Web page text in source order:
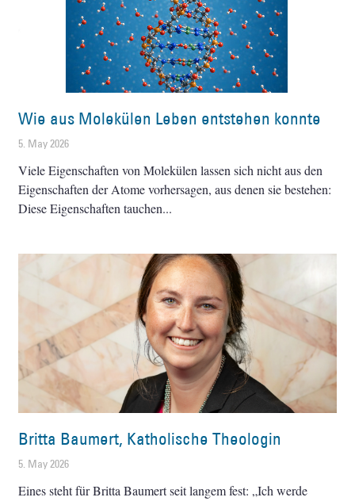
Wie aus Molekülen Leben entstehen konnte
5. May 2026
Viele Eigenschaften von Molekülen lassen sich nicht aus den
Eigenschaften der Atome vorhersagen, aus denen sie bestehen:
Diese Eigenschaften tauchen
Britta Baumert, Katholische Theologin
5. May 2026
Eines steht für Britta Baumert seit langem fest: „Ich werde